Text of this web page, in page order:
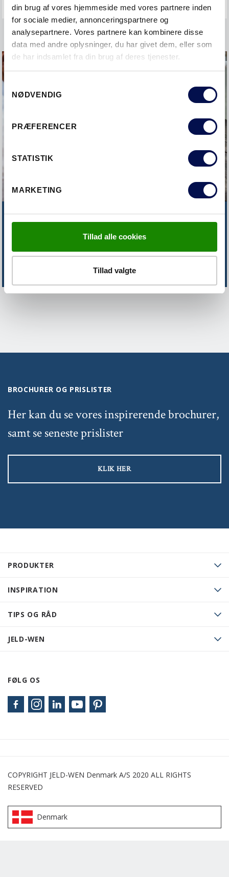
din brug af vores hjemmeside med vores partnere inden
for sociale medier, annonceringspartnere og
analysepartnere. Vores partnere kan kombinere disse
data med andre oplysninger, du har givet dem, eller som
de har indsamlet fra din brug af deres tjenester.
Samtykkevalg
NØDVENDIG
PRÆFERENCER
STATISTIK
MARKETING
Tillad alle cookies
Tillad valgte
FINDER DU IKKE DET DU SØGER?
KONTAKT OS
PRODUKTER
INSPIRATION
TIPS OG RÅD
JELD-WEN
FØLG OS
BROCHURER OG PRISLISTER
Her kan du se vores inspirerende brochurer,
samt se seneste prislister
KLIK HER
COPYRIGHT JELD-WEN Denmark A/S 2020 ALL RIGHTS
RESERVED
Denmark